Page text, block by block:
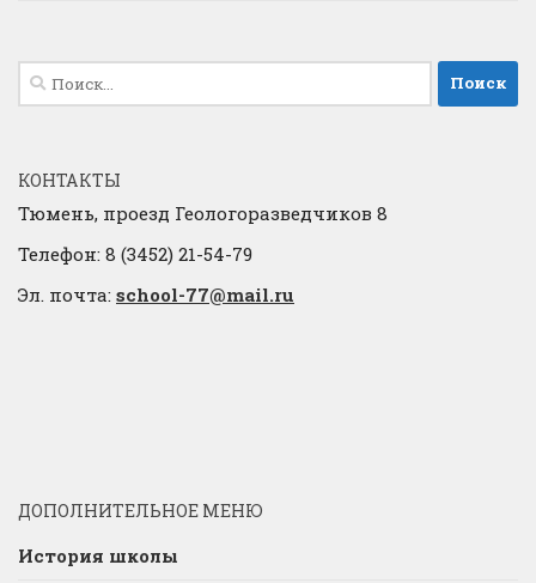
Найти:
КОНТАКТЫ
Тюмень, проезд Геологоразведчиков 8
Телефон: 8 (3452) 21-54-79
Эл. почта: school-77@mail.ru
ДОПОЛНИТЕЛЬНОЕ МЕНЮ
История школы